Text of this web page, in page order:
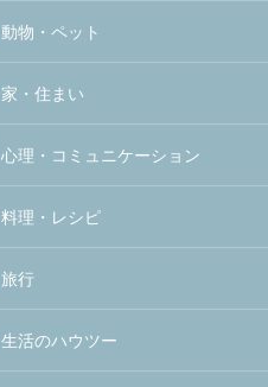
動物・ペット
家・住まい
心理・コミュニケーション
料理・レシピ
旅行
生活のハウツー